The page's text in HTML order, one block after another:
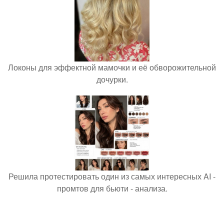
Локоны для эффектной мамочки и её обворожительной
дочурки.
Решила протестировать один из самых интересных AI -
промтов для бьюти - анализа.